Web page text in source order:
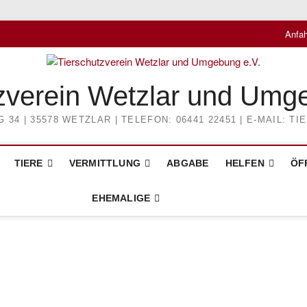
Wetzlar und
34 | 35578 WETZLAR | TELEFON: 06441 22451 | E-MAIL:
TIERE VERMITTLUNG ABGABE HELFEN
EHEMALIGE